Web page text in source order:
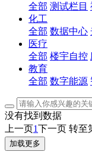
全部 测试栏目
化工
全部 数据中心
医疗
全部 楼宇自控
教育
全部 数字能源
没有找到数据
上一页1下一页 转至
加载更多